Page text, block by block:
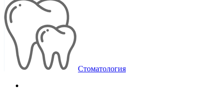
Стоматология